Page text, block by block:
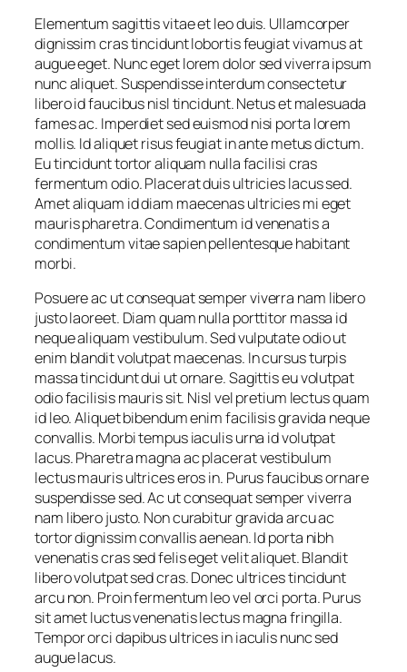
Elementum sagittis vitae et leo duis. Ullamcorper
dignissim cras tincidunt lobortis feugiat vivamus at
augue eget. Nunc eget lorem dolor sed viverra ipsum
nunc aliquet. Suspendisse interdum consectetur
libero id faucibus nisl tincidunt. Netus et malesuada
fames ac. Imperdiet sed euismod nisi porta lorem
mollis. Id aliquet risus feugiat in ante metus dictum.
Eu tincidunt tortor aliquam nulla facilisi cras
fermentum odio. Placerat duis ultricies lacus sed.
Amet aliquam id diam maecenas ultricies mi eget
mauris pharetra. Condimentum id venenatis a
condimentum vitae sapien pellentesque habitant
morbi.
Posuere ac ut consequat semper viverra nam libero
justo laoreet. Diam quam nulla porttitor massa id
neque aliquam vestibulum. Sed vulputate odio ut
enim blandit volutpat maecenas. In cursus turpis
massa tincidunt dui ut ornare. Sagittis eu volutpat
odio facilisis mauris sit. Nisl vel pretium lectus quam
id leo. Aliquet bibendum enim facilisis gravida neque
convallis. Morbi tempus iaculis urna id volutpat
lacus. Pharetra magna ac placerat vestibulum
lectus mauris ultrices eros in. Purus faucibus ornare
suspendisse sed. Ac ut consequat semper viverra
nam libero justo. Non curabitur gravida arcu ac
tortor dignissim convallis aenean. Id porta nibh
venenatis cras sed felis eget velit aliquet. Blandit
libero volutpat sed cras. Donec ultrices tincidunt
arcu non. Proin fermentum leo vel orci porta. Purus
sit amet luctus venenatis lectus magna fringilla.
Tempor orci dapibus ultrices in iaculis nunc sed
augue lacus.